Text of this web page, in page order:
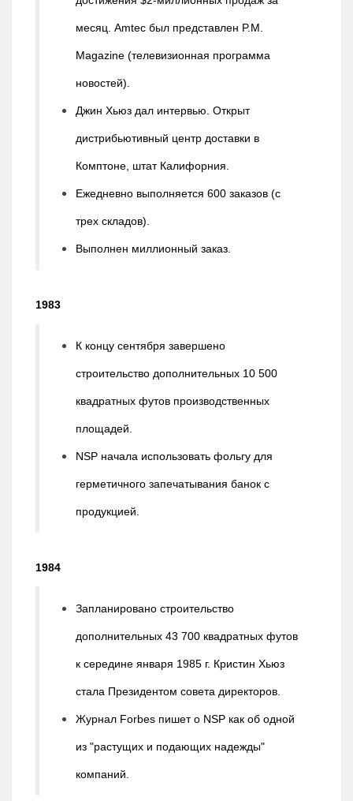
месяц. Amtec был представлен P.M.
Magazine (телевизионная программа
новостей).
Джин Хьюз дал интервью. Открыт
дистрибьютивный центр доставки в
Комптоне, штат Калифорния.
Ежедневно выполняется 600 заказов (с
трех складов).
Выполнен миллионный заказ.
1983
К концу сентября завершено
строительство дополнительных 10 500
квадратных футов производственных
площадей.
NSP начала использовать фольгу для
герметичного запечатывания банок с
продукцией.
1984
Запланировано строительство
дополнительных 43 700 квадратных футов
к середине января 1985 г. Кристин Хьюз
стала Президентом совета директоров.
Журнал Forbes пишет о NSP как об одной
из "растущих и подающих надежды"
компаний.